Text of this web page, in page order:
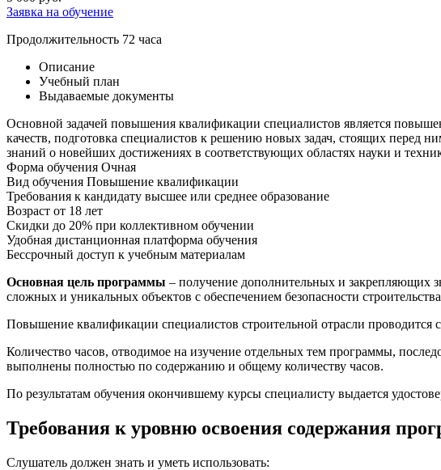
Заявка на обучение
Продолжительность 72 часа
Описание
Учебный план
Выдаваемые документы
Основной задачей повышения квалификации специалистов является
качеств, подготовка специалистов к решению новых задач, стоящих перед
знаний о новейших достижениях в соответствующих областях науки и
Форма обучения Очная
Вид обучения Повышение квалификации
Требования к кандидату высшее или среднее образование
Возраст от 18 лет
Скидки до 20% при коллективном обучении
Удобная дистанционная платформа обучения
Бессрочный доступ к учебным материалам
Основная цель программы – получение дополнительных и закрепляющих
сложных и уникальных объектов с обеспечением безопасности строительства
Повышение квалификации специалистов строительной отрасли проводится
Количество часов, отводимое на изучение отдельных тем программы,
выполнены полностью по содержанию и общему количеству часов.
По результатам обучения окончившему курсы специалисту выдается
Требования к уровню освоения содержания
Слушатель должен знать и уметь использовать: